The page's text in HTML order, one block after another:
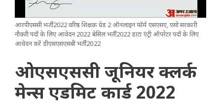
आरपीएससी भर्ती 2022 वरिष्ठ शिक्षक ग्रेड 2 ऑनलाइन फॉर्म एसएसए, एसो सरकारी
नौकरी पदों के लिए आवेदन 2022 बेसिल भर्ती 2022 डाटा एंट्री ऑपरेटर पदों के लिए
आवेदन करें डीएसएसएसबी भर्ती 2022
ओएसएससी जूनियर क्लर्क
मेन्स एडमिट कार्ड 2022